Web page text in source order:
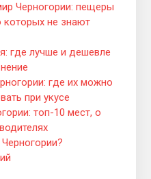
Черногории: пещеры
которых не знают
где лучше и дешевле
где их можно
при укусе
топ-10 мест, о